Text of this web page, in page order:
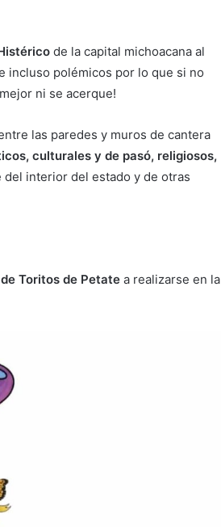
de la capital michoacana al
incluso polémicos por lo que si no
ni se acerque!
las paredes y muros de cantera
culturales y de pasó, religiosos,
interior del estado y de otras
Toritos de Petate a realizarse en la